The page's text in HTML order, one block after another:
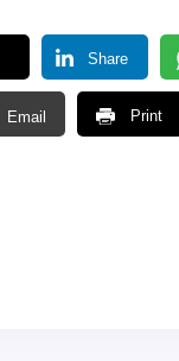
Share
Email Print